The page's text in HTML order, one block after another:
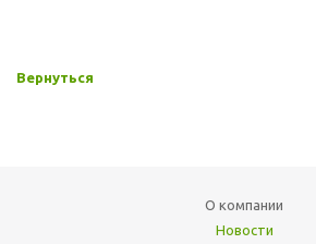
Вернуться
О компании
Новости